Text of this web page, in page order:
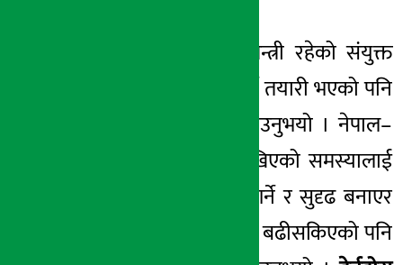
दुवै मुलुका परराष्ट्रमन्त्री रहेको संयुक्त
आयोगको बैठक गर्ने तयारी भएको पनि
मन्त्री ज्ञवालीले बताउनुभयो । नेपाल–
भारत सम्बन्धमा देखिएको समस्यालाई
वार्ताबाट समाधान गर्ने र सुदृढ बनाएर
जाने दिशामा अगाडि बढीसकिएको पनि